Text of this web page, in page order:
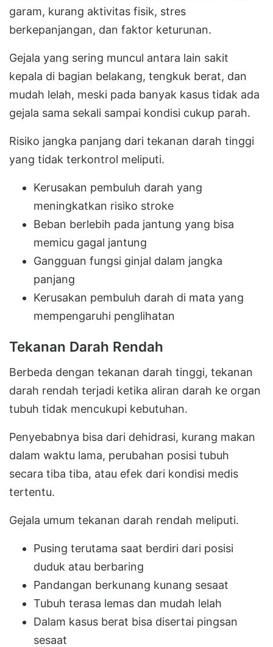
garam, kurang aktivitas fisik, stres
berkepanjangan, dan faktor keturunan.
Gejala yang sering muncul antara lain sakit
kepala di bagian belakang, tengkuk berat, dan
mudah lelah, meski pada banyak kasus tidak ada
gejala sama sekali sampai kondisi cukup parah.
Risiko jangka panjang dari tekanan darah tinggi
yang tidak terkontrol meliputi.
Kerusakan pembuluh darah yang
meningkatkan risiko stroke
Beban berlebih pada jantung yang bisa
memicu gagal jantung
Gangguan fungsi ginjal dalam jangka
panjang
Kerusakan pembuluh darah di mata yang
mempengaruhi penglihatan
Tekanan Darah Rendah
Berbeda dengan tekanan darah tinggi, tekanan
darah rendah terjadi ketika aliran darah ke organ
tubuh tidak mencukupi kebutuhan.
Penyebabnya bisa dari dehidrasi, kurang makan
dalam waktu lama, perubahan posisi tubuh
secara tiba tiba, atau efek dari kondisi medis
tertentu.
Gejala umum tekanan darah rendah meliputi.
Pusing terutama saat berdiri dari posisi
duduk atau berbaring
Pandangan berkunang kunang sesaat
Tubuh terasa lemas dan mudah lelah
Dalam kasus berat bisa disertai pingsan
sesaat